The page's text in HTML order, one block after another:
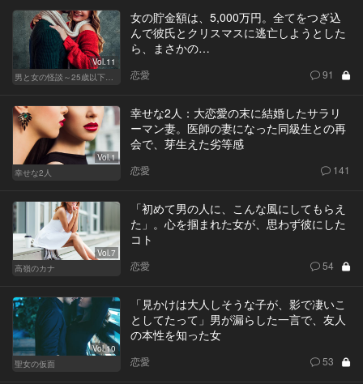
Vol.11
男と女の怪談～25歳以下閲覧禁止～
女の貯金額は、5,000万円。全てをつぎ込
んで彼氏とクリスマスに逃亡しようとした
ら、まさかの…
恋愛 91
Vol.1
幸せな2人
幸せな2人：大恋愛の末に結婚したサラリ
ーマン妻。医師の妻になった同級生との再
会で、芽生えた劣等感
恋愛 141
Vol.7
高嶺のカナ
「初めて男の人に、こんな風にしてもらえ
た」。心を掴まれた女が、思わず彼にした
コト
恋愛 54
Vol.10
聖女の仮面
「見かけは大人しそうな子が、影で凄いこ
としてたって」男が漏らした一言で、友人
の本性を知った女
恋愛 53